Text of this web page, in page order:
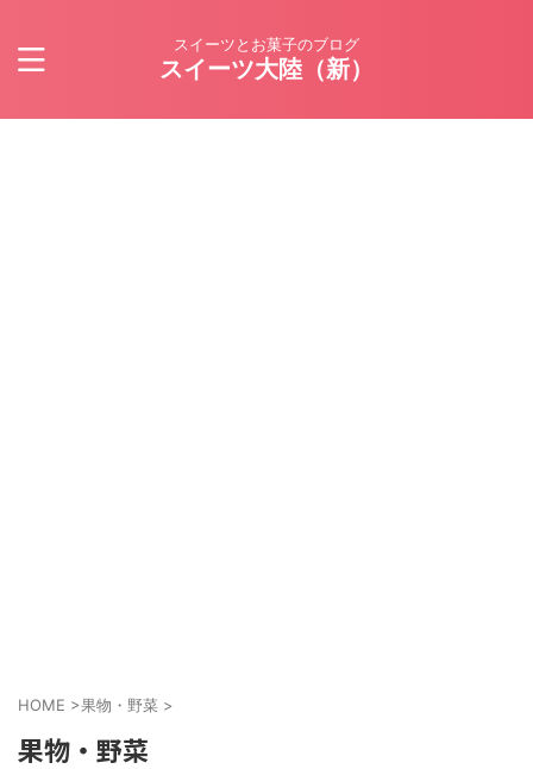
スイーツとお菓子のブログ
スイーツ大陸（新）
HOME >果物・野菜 >
果物・野菜